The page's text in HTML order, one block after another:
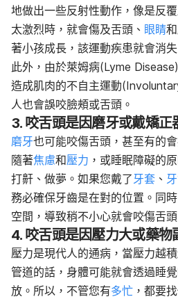
地做出一些反射性動作，像是反
太激烈時，就會傷及舌頭、 眼睛
著小孩成長，該運動疾患就會消失
此外，由於萊姆病(Lyme
造成肌肉的不自主運動
人也會誤咬臉頰或舌頭。
3. 咬舌頭是因磨牙或戴矯正
磨牙也可能咬傷舌頭，甚至有的
隨著焦慮和壓力 ，或睡眠障礙的
打鼾、做夢。如果您戴了牙套 、
務必確保牙齒是在對的位置。同
空間，導致稍不小心就會咬傷舌頭
4. 咬舌頭是因壓力大或藥物
壓力是現代人的通病，當壓力越
管道的話，身體可能就會透過睡
放。所以，不管您有多忙 ，都要